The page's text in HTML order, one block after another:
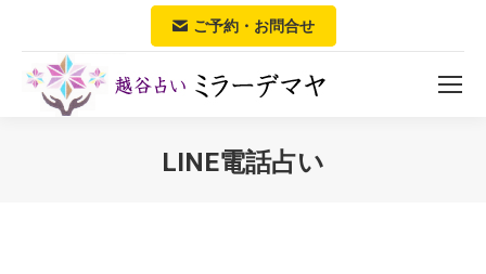
ご予約・お問合せ
LINE電話占い